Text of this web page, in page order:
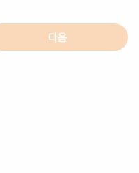
다음